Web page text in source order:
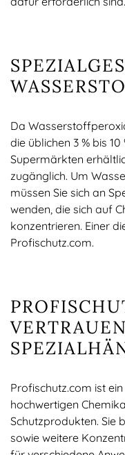
Da
die üblichen 3 % bis
Supermärkten
zugänglich. Um
müssen Sie sich an
wenden, die sich auf
konzentrieren. Einer
Profischutz.com.
Profischutz.com ist
hochwertigen
Schutzprodukten. Sie
sowie weitere